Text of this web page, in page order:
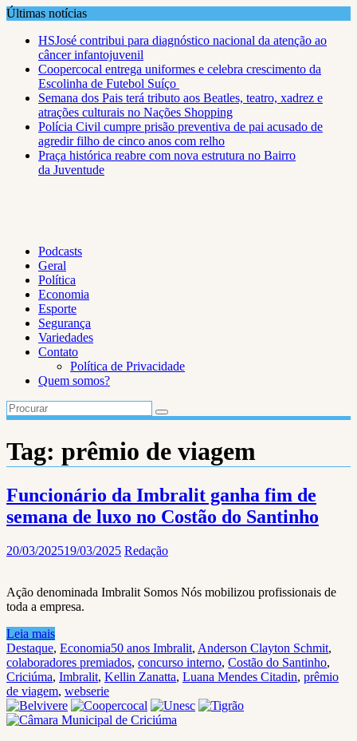
Skip
content
Últimas notícias
HSJosé contribui para diagnóstico nacional da atenção ao
câncer infantojuvenil
Coopercocal entrega uniformes e celebra crescimento da
Escolinha de Futebol Suíço
Semana dos Pais terá tributo aos Beatles, teatro, xadrez e
atrações culturais no Nações Shopping
Polícia Civil cumpre prisão preventiva de pai acusado de
agredir filho de cinco anos com relho
Praça histórica reabre com nova estrutura no Bairro
da Juventude
Podcasts
Geral
Política
Economia
Esporte
Segurança
Variedades
Contato
Política de Privacidade
Quem somos?
Tag: prêmio de viagem
Funcionário da Imbralit ganha fim de
semana de luxo no Costão do Santinho
20/03/202519/03/2025 Redação
Ação denominada Imbralit Somos Nós mobilizou profissionais de
toda a empresa.
Leia mais
Destaque, Economia50 anos Imbralit, Anderson Clayton Schmit,
colaboradores premiados, concurso interno, Costão do Santinho,
Criciúma, Imbralit, Kellin Zanatta, Luana Mendes Citadin, prêmio
de viagem, webserie